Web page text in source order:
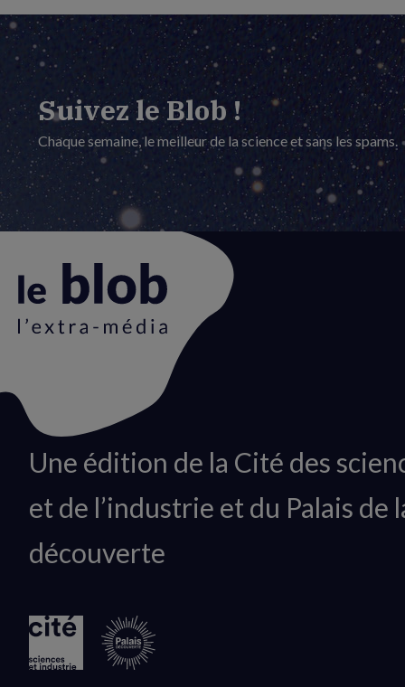
Suivez le Blob !
Chaque semaine, le meilleur de la science et sans les spams.
Animation
logo
Une édition de la Cité des
et de l’industrie et du Palais de
découverte